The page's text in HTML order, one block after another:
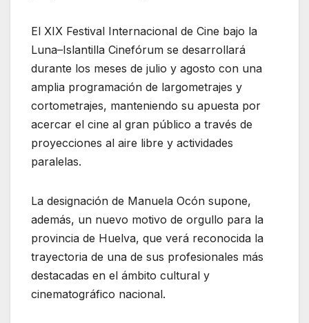
El XIX Festival Internacional de Cine bajo la
Luna–Islantilla Cinefórum se desarrollará
durante los meses de julio y agosto con una
amplia programación de largometrajes y
cortometrajes, manteniendo su apuesta por
acercar el cine al gran público a través de
proyecciones al aire libre y actividades
paralelas.
La designación de Manuela Ocón supone,
además, un nuevo motivo de orgullo para la
provincia de Huelva, que verá reconocida la
trayectoria de una de sus profesionales más
destacadas en el ámbito cultural y
cinematográfico nacional.